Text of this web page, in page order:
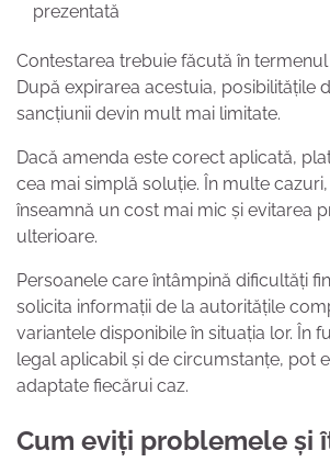
prezentată
Contestarea trebuie făcută în
După expirarea acestuia, posibilitățile
sancțiunii devin mult mai limitate.
Dacă amenda este corect aplicată,
cea mai simplă soluție. În multe
înseamnă un cost mai mic și evitarea
ulterioare.
Persoanele care întâmpină dificultăți
solicita informații de la autoritățile
variantele disponibile în situația lor. În
legal aplicabil și de circumstanțe, pot
adaptate fiecărui caz.
Cum eviți problemele și